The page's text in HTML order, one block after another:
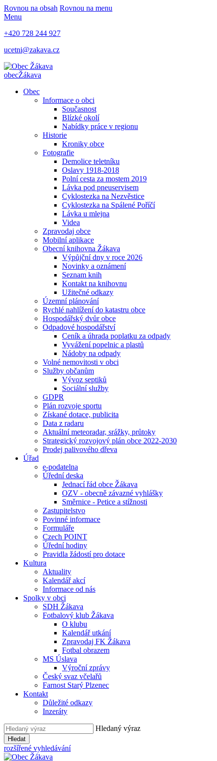
Rovnou na obsah Rovnou na menu
Menu
+420 728 244 927
ucetni@zakava.cz
obecŽákava
Obec
Informace o obci
Současnost
Blízké okolí
Nabídky práce v regionu
Historie
Kroniky obce
Fotografie
Demolice teletníku
Oslavy 1918-2018
Polní cesta za mostem 2019
Lávka pod pneuservisem
Cyklostezka na Nezvěstice
Cyklostezka na Spálené Poříčí
Lávka u mlejna
Videa
Zpravodaj obce
Mobilní aplikace
Obecní knihovna Žákava
Výpůjční dny v roce 2026
Novinky a oznámení
Seznam knih
Kontakt na knihovnu
Užitečné odkazy
Územní plánování
Rychlé nahlížení do katastru obce
Hospodářský dvůr obce
Odpadové hospodářství
Ceník a úhrada poplatku za odpady
Vyvážení popelnic a plastů
Nádoby na odpady
Volné nemovitosti v obci
Služby občanům
Vývoz septiků
Sociální služby
GDPR
Plán rozvoje sportu
Získané dotace, publicita
Data z radaru
Aktuální meteoradar, srážky, průtoky
Strategický rozvojový plán obce 2022-2030
Prodej palivového dřeva
Úřad
e-podatelna
Úřední deska
Jednací řád obce Žákava
OZV - obecně závazné vyhlášky
Směrnice - Petice a stížnosti
Zastupitelstvo
Povinné informace
Formuláře
Czech POINT
Úřední hodiny
Pravidla žádostí pro dotace
Kultura
Aktuality
Kalendář akcí
Informace od nás
Spolky v obci
SDH Žákava
Fotbalový klub Žákava
O klubu
Kalendář utkání
Zpravodaj FK Žákava
Fotbal obrazem
MS Úslava
Výroční zprávy
Český svaz včelařů
Farnost Starý Plzenec
Kontakt
Důležité odkazy
Inzeráty
Hledaný výraz
Hledat
rozšířené vyhledávání